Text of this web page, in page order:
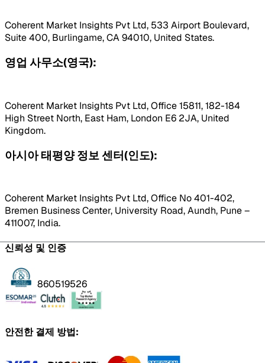
Coherent Market Insights Pvt Ltd, 533 Airport Boulevard,
Suite 400, Burlingame, CA 94010, United States.
영업 사무소(영국):
Coherent Market Insights Pvt Ltd, Office 15811, 182-184
High Street North, East Ham, London E6 2JA, United
Kingdom.
아시아 태평양 정보 센터(인도):
Coherent Market Insights Pvt Ltd, Office No 401-402,
Bremen Business Center, University Road, Aundh, Pune –
411007, India.
신뢰성 및 인증
860519526
안전한 결제 방법: